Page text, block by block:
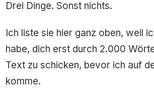
Drei Dinge. Sonst nichts.
Ich liste sie hier ganz oben, weil
habe, dich erst durch 2.000
Text zu schicken, bevor ich auf
komme.